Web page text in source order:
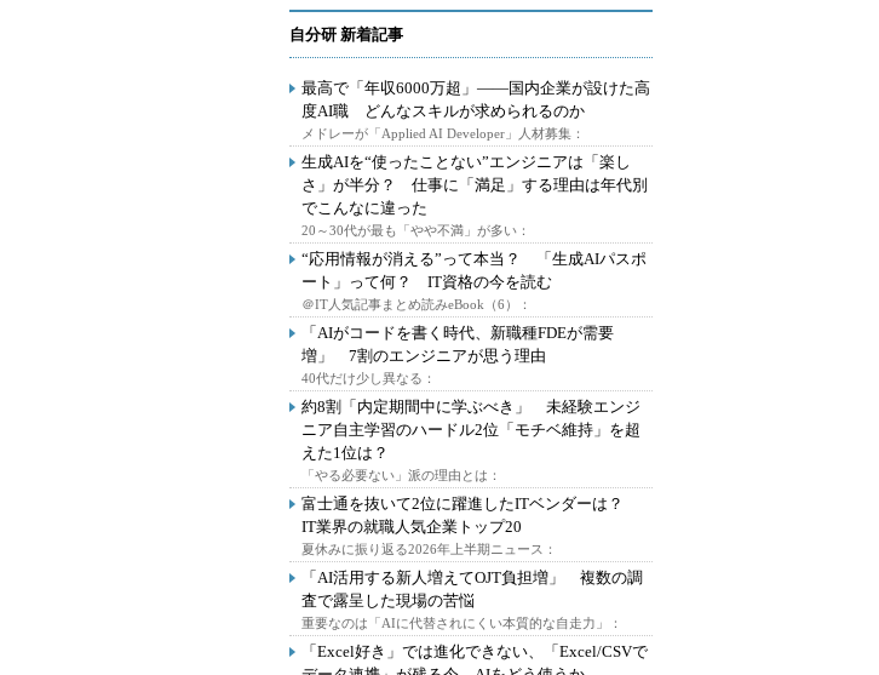
自分研 新着記事
最高で「年収6000万超」――国内企業が設けた高
度AI職 どんなスキルが求められるのか
メドレーが「Applied AI Developer」人材募集：
生成AIを“使ったことない”エンジニアは「楽し
さ」が半分？ 仕事に「満足」する理由は年代別
でこんなに違った
20～30代が最も「やや不満」が多い：
“応用情報が消える”って本当？ 「生成AIパスポ
ート」って何？ IT資格の今を読む
＠IT人気記事まとめ読みeBook（6）：
「AIがコードを書く時代、新職種FDEが需要
増」 7割のエンジニアが思う理由
40代だけ少し異なる：
約8割「内定期間中に学ぶべき」 未経験エンジ
ニア自主学習のハードル2位「モチベ維持」を超
えた1位は？
「やる必要ない」派の理由とは：
富士通を抜いて2位に躍進したITベンダーは？
IT業界の就職人気企業トップ20
夏休みに振り返る2026年上半期ニュース：
「AI活用する新人増えてOJT負担増」 複数の調
査で露呈した現場の苦悩
重要なのは「AIに代替されにくい本質的な自走力」：
「Excel好き」では進化できない、「Excel/CSVで